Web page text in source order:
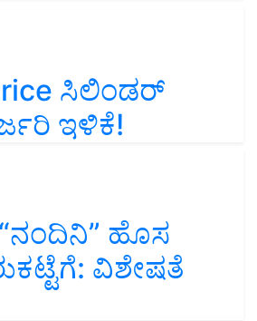
ಸಿಲಿಂಡರ್‌
ಇಳಿಕೆ!
ಹೊಸ
ವಿಶೇಷತೆ